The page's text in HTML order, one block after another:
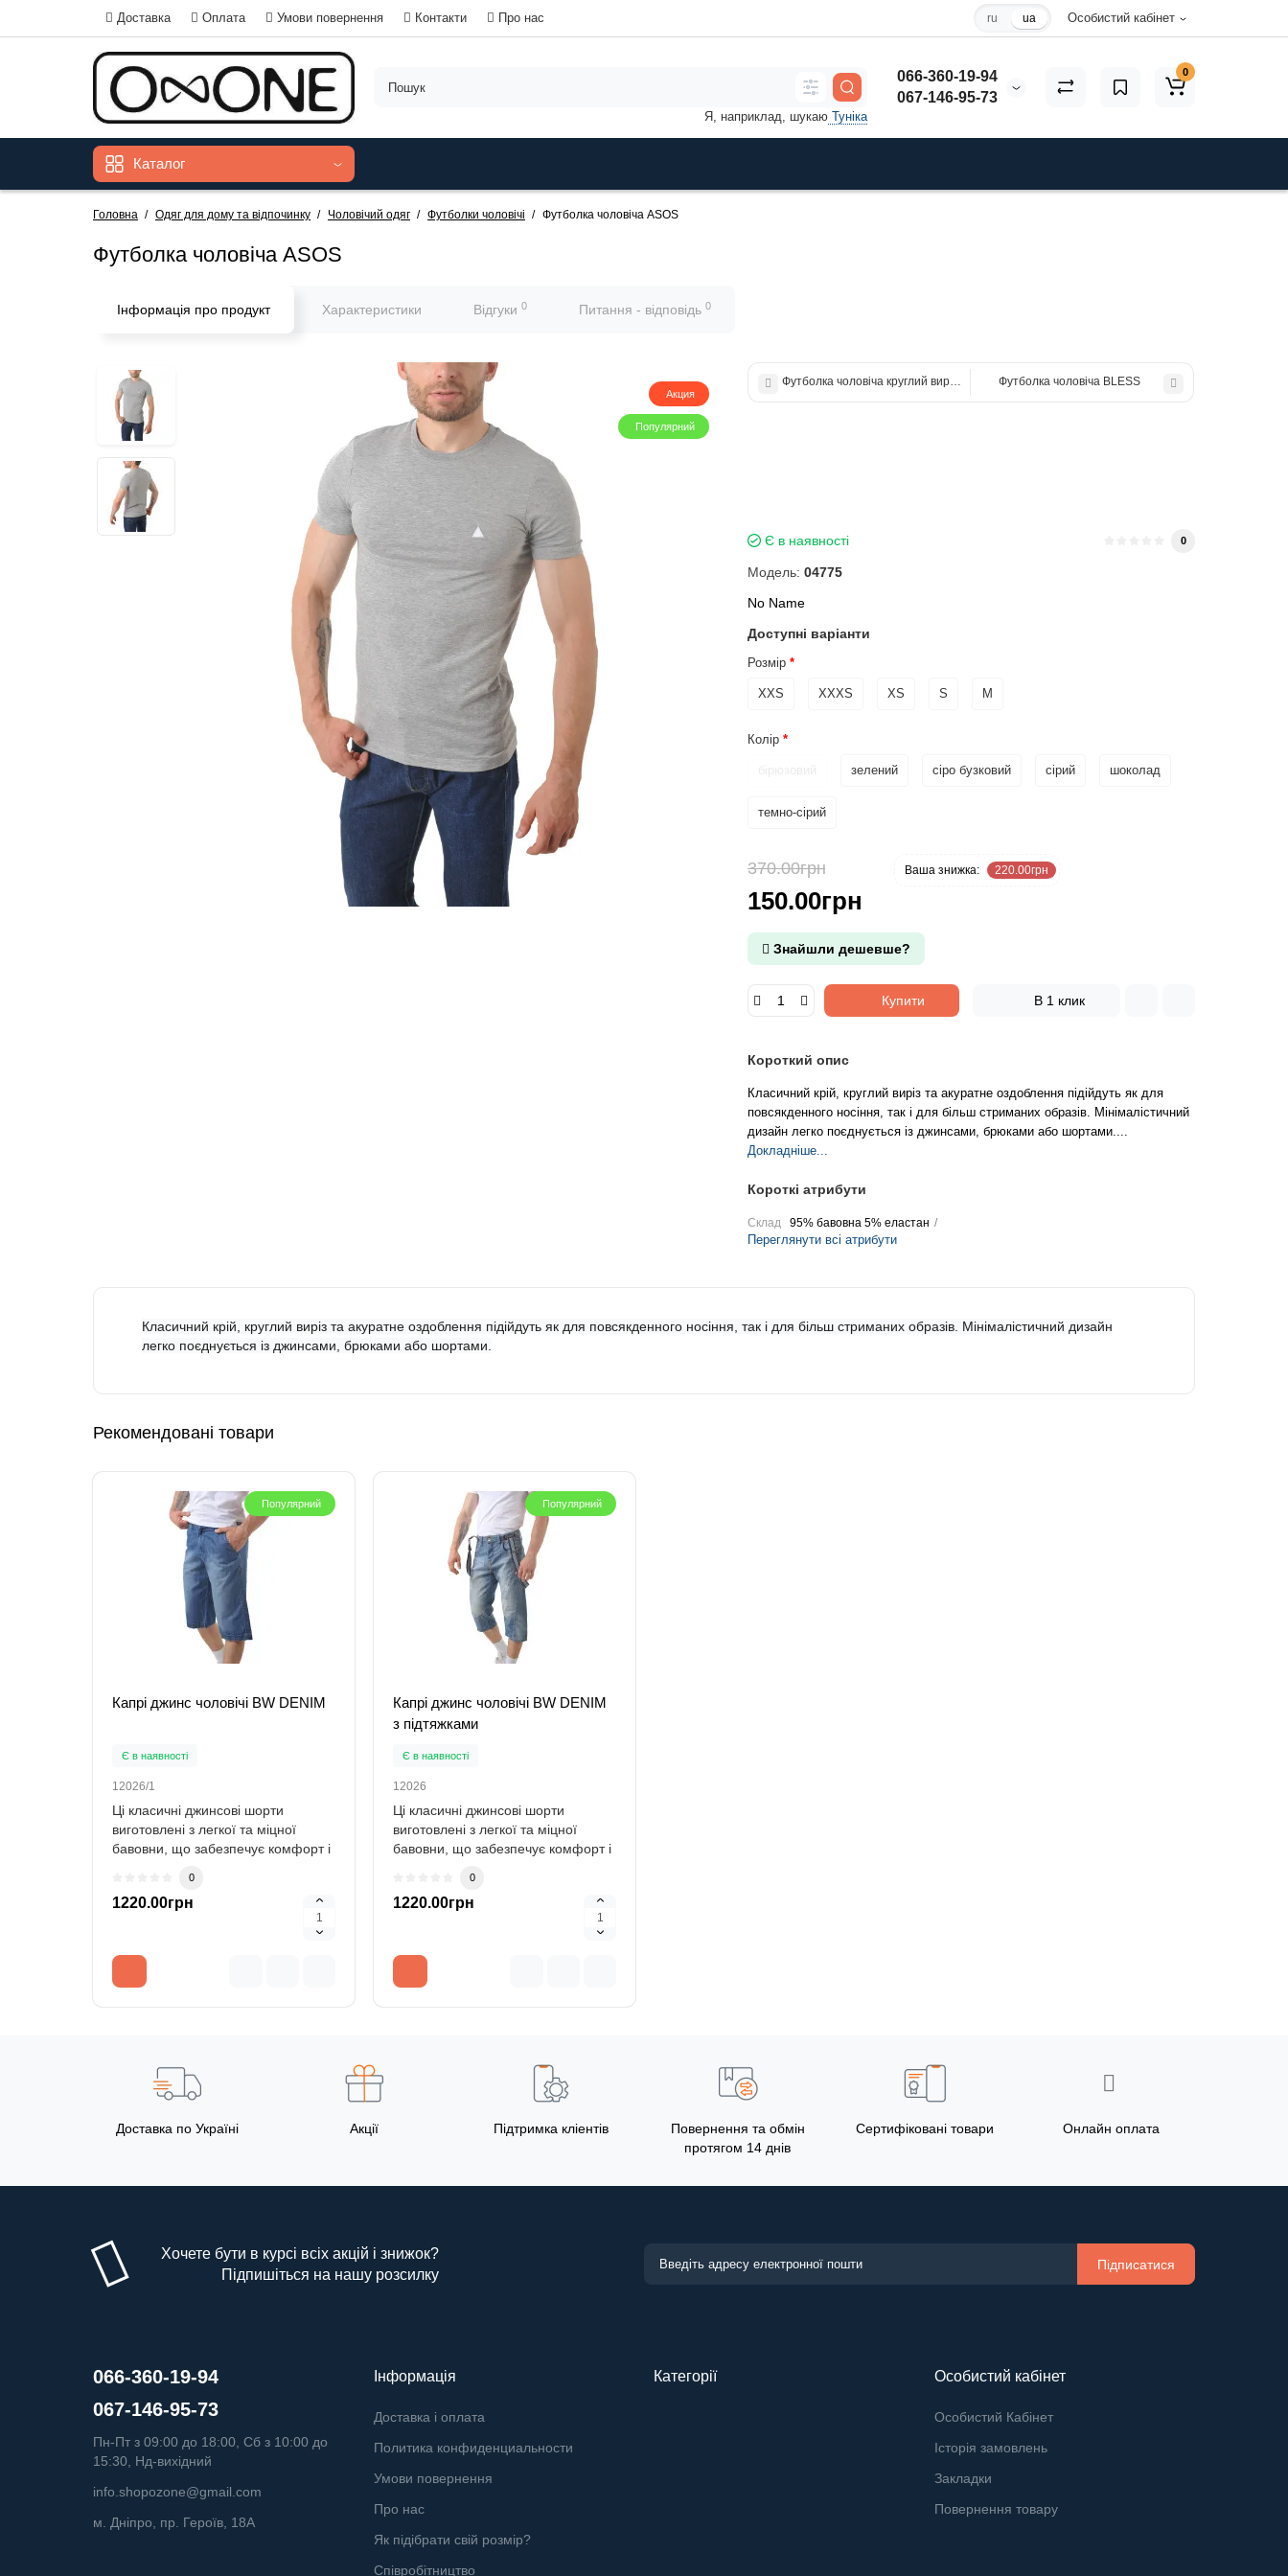
Доставка Оплата Умови повернення Контакти Про нас Особистий кабінет
ru ua
066-360-19-94
067-146-95-73
Я, наприклад, шукаю Туніка
0
Каталог
Головна Одяг для дому та відпочинку Чоловічий одяг Футболки чоловічі Футболка чоловіча ASOS
Футболка чоловіча ASOS
Інформація про продукт Характеристики Відгуки 0 Питання - відповідь 0
Акция
Популярний
Футболка чоловіча круглий виріз Voios Футболка чоловіча BLESS
Є в наявності 0
Модель: 04775
No Name
Доступні варіанти
Розмір
XXS XXXS XS S M
Колір
зелений сіро бузковий сірий шоколад
темно-сірий
370.00грн Ваша знижка: 220.00грн
150.00грн
Знайшли дешевше?
Купити В 1 клик
Короткий опис
Класичний крій, круглий виріз та акуратне оздоблення підійдуть як для
повсякденного носіння, так і для більш стриманих образів. Мінімалістичний
дизайн легко поєднується із джинсами, брюками або шортами....
Докладніше...
Короткі атрибути
Склад 95% бавовна 5% еластан
Переглянути всі атрибути
Класичний крій, круглий виріз та акуратне оздоблення підійдуть як для повсякденного носіння, так і для більш стриманих образів. Мінімалістичний дизайн
легко поєднується із джинсами, брюками або шортами.
Рекомендовані товари
Популярний
Капрі джинс чоловічі BW DENIM
Є в наявності
12026/1
Ці класичні джинсові шорти
виготовлені з легкої та міцної
бавовни, що забезпечує комфорт і
0
1220.00грн
Популярний
Капрі джинс чоловічі BW DENIM
з підтяжками
Є в наявності
12026
Ці класичні джинсові шорти
виготовлені з легкої та міцної
бавовни, що забезпечує комфорт і
0
1220.00грн
Доставка по Україні Акції Підтримка кліентів
Повернення та обмін
протягом 14 днів
Сертифіковані товари Онлайн оплата
Хочете бути в курсі всіх акцій і знижок?
Підпишіться на нашу розсилку
Підписатися
066-360-19-94
067-146-95-73
Пн-Пт з 09:00 до 18:00, Сб з 10:00 до
15:30, Нд-вихідний
info.shopozone@gmail.com
м. Дніпро, пр. Героїв, 18А
Інформація
Доставка і оплата
Политика конфиденциальности
Умови повернення
Про нас
Як підібрати свій розмір?
Співробітництво
Категорії Особистий кабінет
Особистий Кабінет
Історія замовлень
Закладки
Повернення товару